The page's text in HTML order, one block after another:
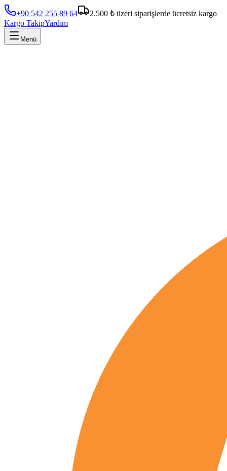
+90 542 255 89 64
2.500 ₺ üzeri siparişlerde ücretsiz kargo
Kargo TakipYardım
Menü